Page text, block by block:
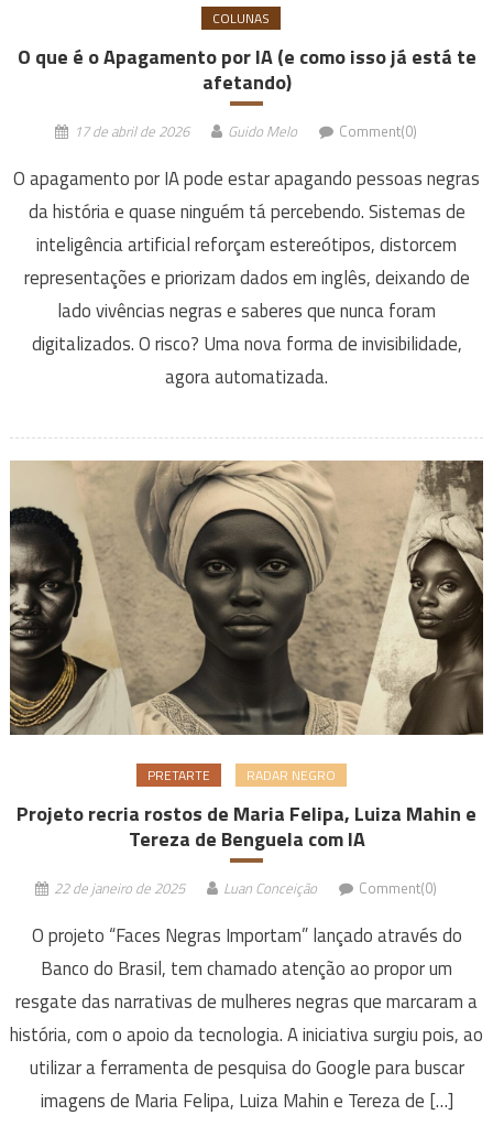
COLUNAS
O que é o Apagamento por IA (e como isso já está te
afetando)
17 de abril de 2026 Guido Melo Comment(0)
O apagamento por IA pode estar apagando pessoas negras
da história e quase ninguém tá percebendo. Sistemas de
inteligência artificial reforçam estereótipos, distorcem
representações e priorizam dados em inglês, deixando de
lado vivências negras e saberes que nunca foram
digitalizados. O risco? Uma nova forma de invisibilidade,
agora automatizada.
PRETARTE RADAR NEGRO
Projeto recria rostos de Maria Felipa, Luiza Mahin e
Tereza de Benguela com IA
22 de janeiro de 2025 Luan Conceição Comment(0)
O projeto “Faces Negras Importam” lançado através do
Banco do Brasil, tem chamado atenção ao propor um
resgate das narrativas de mulheres negras que marcaram a
história, com o apoio da tecnologia. A iniciativa surgiu pois, ao
utilizar a ferramenta de pesquisa do Google para buscar
imagens de Maria Felipa, Luiza Mahin e Tereza de […]